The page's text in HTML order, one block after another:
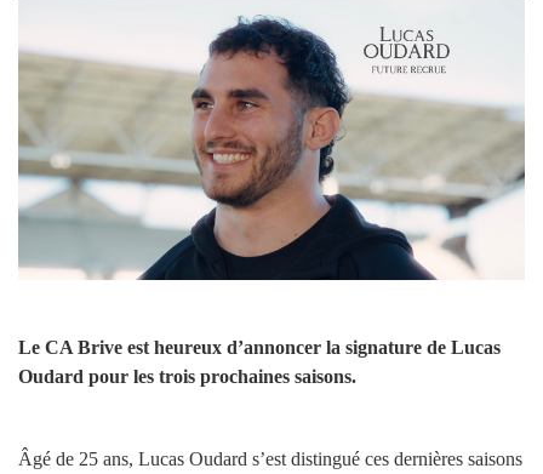
Le CA Brive est heureux d’annoncer la signature de Lucas
Oudard pour les trois prochaines saisons.
Âgé de 25 ans, Lucas Oudard s’est distingué ces dernières saisons